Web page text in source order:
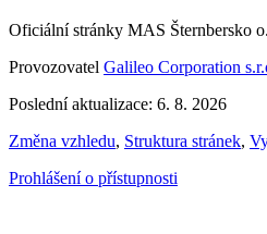
Oficiální stránky MAS Šternbersko
Provozovatel Galileo Corporation
Poslední aktualizace: 6. 8. 2026
Změna vzhledu, Struktura stránek,
Prohlášení o přístupnosti